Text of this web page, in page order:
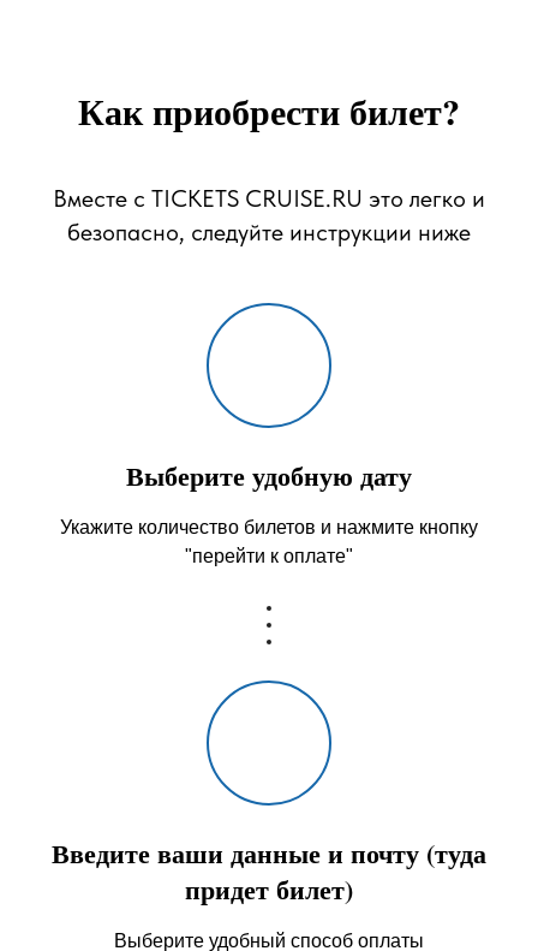
Как приобрести билет?
Вместе с TICKETS CRUISE.RU это легко и
безопасно, следуйте инструкции ниже
Выберите удобную дату
Укажите количество билетов и нажмите кнопку
"перейти к оплате"
Введите ваши данные и почту (туда
придет билет)
Выберите удобный способ оплаты